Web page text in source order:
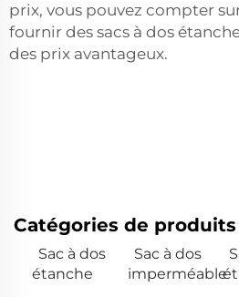
prix, vous pouvez compter
fournir des sacs à dos
des prix avantageux.
Catégories de produits
Sac à dos
étanche
Sac à dos
imperméable